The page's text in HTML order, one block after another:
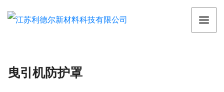
曳引机防护罩